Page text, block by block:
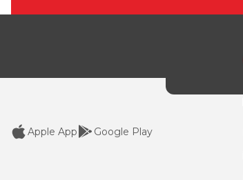
Ürün açıklamasında eksik bilgiler bulunuyor.
Apple App Google Play